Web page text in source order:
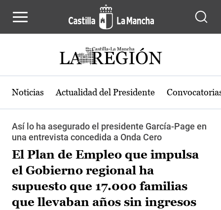
Noticias Actualidad del Presidente
Así lo ha asegurado el presidente García-Page en
una entrevista concedida a Onda Cero
El Plan de Empleo que impulsa
el Gobierno regional ha
supuesto que 17.000 familias
que llevaban años sin ingresos